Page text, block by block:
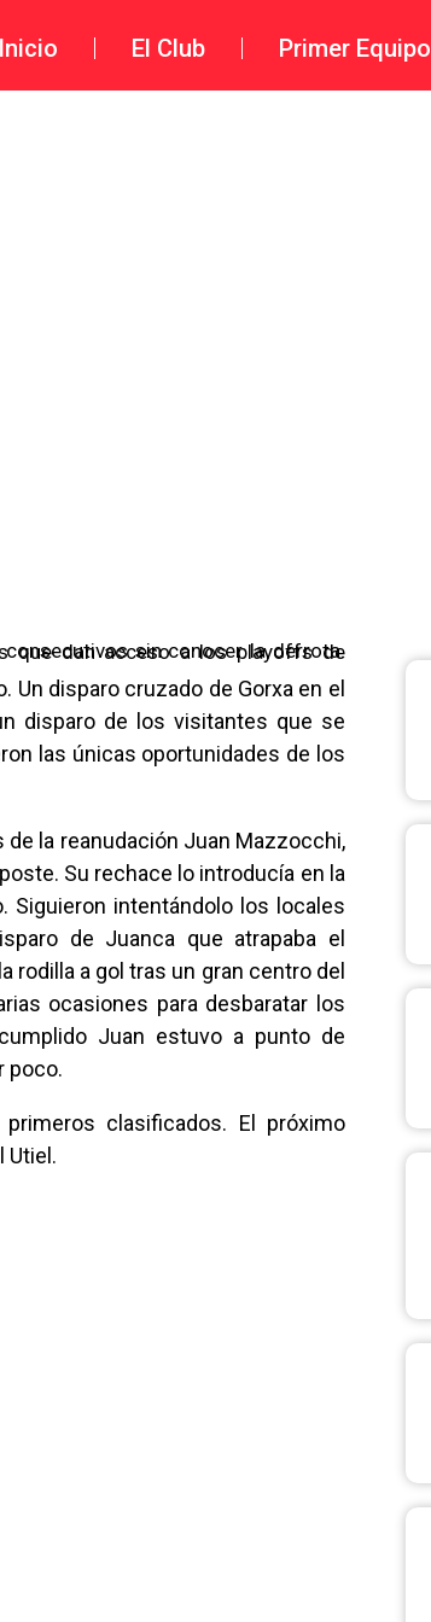
Inicio El Club Primer Equipo
Un disparo cruzado de Gorxa en el
disparo de los visitantes que se
las únicas oportunidades de los
la reanudación Juan Mazzocchi,
Su rechace lo introducía en la
Siguieron intentándolo los locales
de Juanca que atrapaba el
rodilla a gol tras un gran centro del
ocasiones para desbaratar los
Juan estuvo a punto de
poco.
clasificados. El próximo
Utiel.